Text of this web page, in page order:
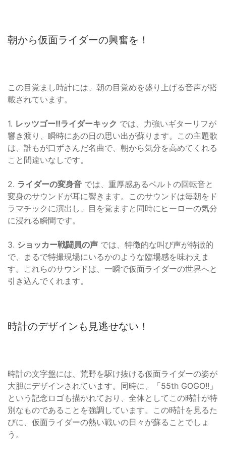
朝から仮面ライダーの興奮を！
この目覚まし時計には、朝の目覚めを盛り上げる音声が搭
載されています。
1. レッツゴー!!ライダーキック では、力強いギターリフが
響き渡り、瞬時にあの日の思い出が蘇ります。この主題歌
は、誰もが口ずさんだ名曲で、朝から気分を高めてくれる
こと間違いなしです。
2. ライダーの変身音 では、重厚感あるベルトの回転音と
変身のサウンドが耳に響きます。このサウンドは毎朝をド
ラマチックに演出し、目を覚ますと同時にヒーローの気分
に浸れる瞬間です。
3. ショッカー戦闘員の声 では、特徴的な叫び声が特徴的
で、まるで特撮現場にいるかのような臨場感を味わえま
す。これらのサウンドは、一瞬で仮面ライダーの世界へと
引き込んでくれます。
時計のデザインも見逃せない！
時計の文字盤には、荒野を駆け抜ける仮面ライダーの姿が
大胆にデザインされています。同時に、「55th GOGO!!」
という記念ロゴも描かれており、全体としてこの時計が特
別なものであることを強調しています。この時計を見るた
びに、仮面ライダーの熱い戦いの日々が蘇ることでしょ
う。